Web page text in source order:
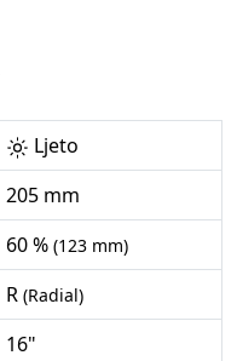
Ljeto
205 mm
60 % (123 mm)
R (Radial)
16"